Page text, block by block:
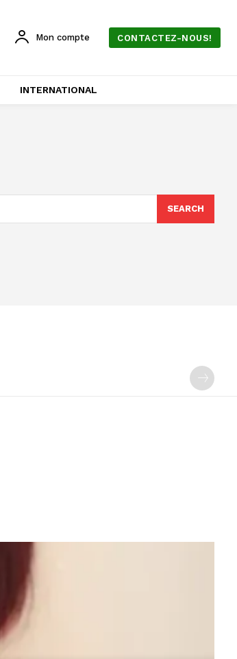
Mon compte CONTACTEZ-NOUS!
INTERNATIONAL
SEARCH